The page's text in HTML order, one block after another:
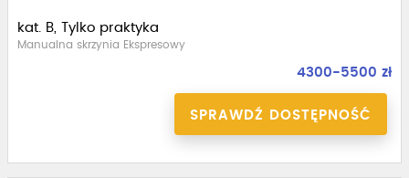
kat. B, Tylko praktyka
Manualna skrzynia Ekspresowy
4300-5500 zł
SPRAWDŹ DOSTĘPNOŚĆ